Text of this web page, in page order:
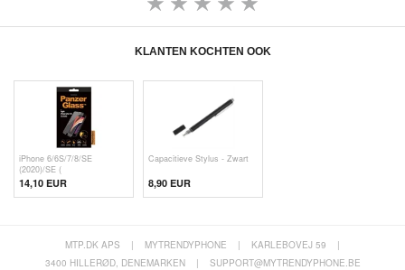
KLANTEN KOCHTEN OOK
iPhone 6/6S/7/8/SE
(2020)/SE (
14,10 EUR
Capacitieve Stylus - Zwart
8,90 EUR
MTP.DK APS | MYTRENDYPHONE | KARLEBOVEJ 59
|
3400 HILLERØD, DENEMARKEN
| SUPPORT@MYTRENDYPHONE.BE